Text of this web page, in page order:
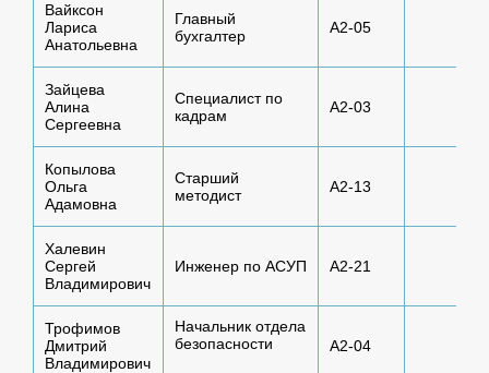
Вайксон
Лариса
Анатольевна
Главный
бухгалтер
А2-05
Зайцева
Алина
Сергеевна
Специалист по
кадрам
А2-03
Копылова
Ольга
Адамовна
Старший
методист
А2-13
Халевин
Сергей
Владимирович
Инженер по АСУП А2-21
Трофимов
Дмитрий
Владимирович
Начальник отдела
безопасности
А2-04